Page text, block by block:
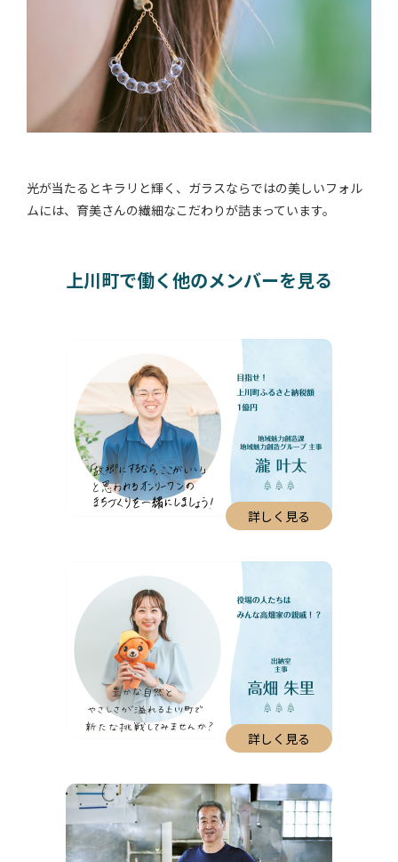
光が当たるとキラリと輝く、ガラスならではの美しいフォル
ムには、育美さんの繊細なこだわりが詰まっています。
上川町で働く他のメンバーを見る
詳しく見る
詳しく見る